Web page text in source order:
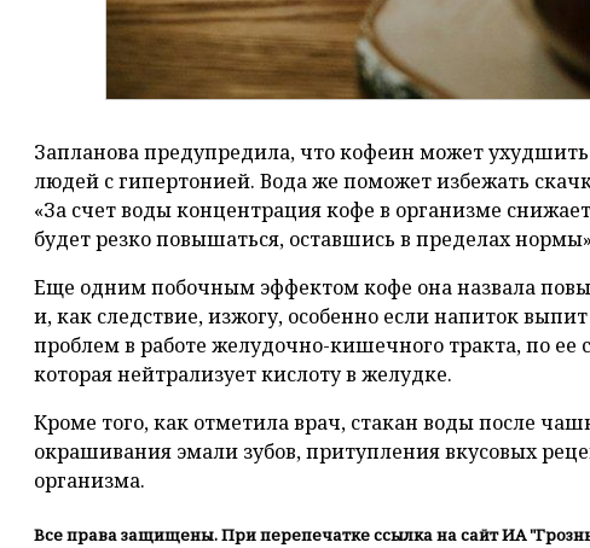
Запланова предупредила, что кофеин может ухудшить
людей с гипертонией. Вода же поможет избежать
«За счет воды концентрация кофе в организме
будет резко повышаться, оставшись в пределах
Еще одним побочным эффектом кофе она назвала
и, как следствие, изжогу, особенно если напиток
проблем в работе желудочно-кишечного тракта, по
которая нейтрализует кислоту в желудке.
Кроме того, как отметила врач, стакан воды после
окрашивания эмали зубов, притупления вкусовых
организма.
Все права защищены. При перепечатке ссылка на сайт ИА